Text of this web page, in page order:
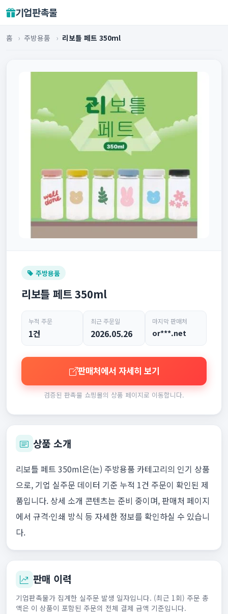
기업판촉물
홈 › 주방용품 › 리보틀 페트 350ml
주방용품
리보틀 페트 350ml
누적 주문
1건
최근 주문일
2026.05.26
마지막 판매처
or***.net
판매처에서 자세히 보기
검증된 판촉물 쇼핑몰의 상품 페이지로 이동합니다.
상품 소개
리보틀 페트 350ml은(는) 주방용품 카테고리의 인기 상품
으로, 기업 실주문 데이터 기준 누적 1건 주문이 확인된 제
품입니다. 상세 소개 콘텐츠는 준비 중이며, 판매처 페이지
에서 규격·인쇄 방식 등 자세한 정보를 확인하실 수 있습니
다.
판매 이력
기업판촉물가 집계한 실주문 발생 일자입니다. (최근 1회) 주문 총
액은 이 상품이 포함된 주문의 전체 결제 금액 기준입니다.